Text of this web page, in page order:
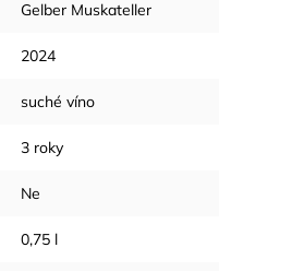
Gelber Muskateller
2024
suché víno
3 roky
Ne
0,75 l